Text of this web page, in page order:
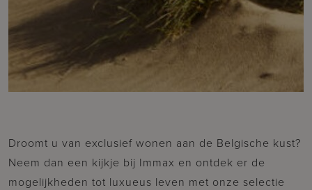
Droomt u van exclusief wonen aan de Belgische kust?
Neem dan een kijkje bij Immax en ontdek er de
mogelijkheden tot luxueus leven met onze selectie